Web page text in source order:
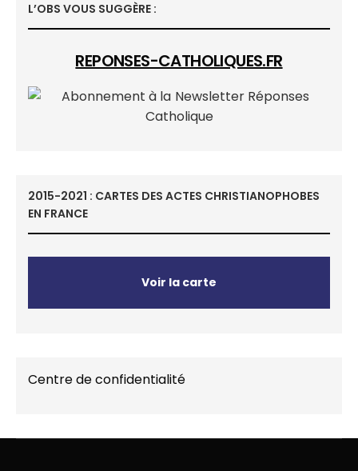
L’OBS VOUS SUGGÈRE :
REPONSES-CATHOLIQUES.FR
2015-2021 : CARTES DES ACTES CHRISTIANOPHOBES
EN FRANCE
Voir la carte
Centre de confidentialité